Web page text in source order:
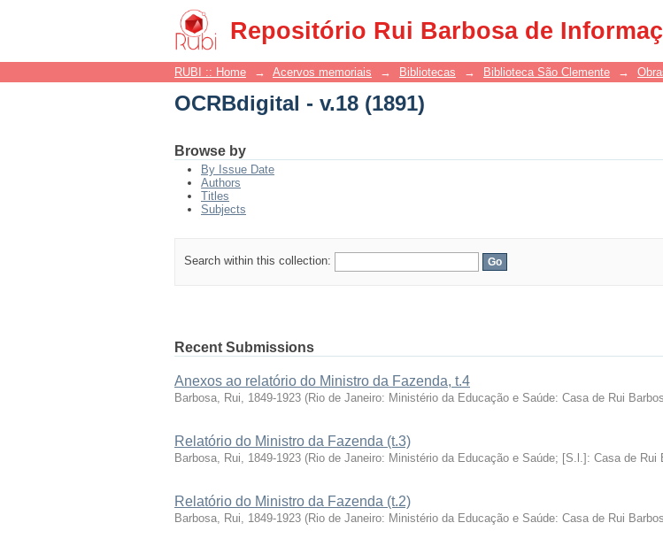
Repositório Rui Barbosa de
OCRBdigital - v.18 (1891)
RUBI :: Home → Acervos memoriais → Bibliotecas → Biblioteca São Clemente →
OCRBdigital - v.18 (1891)
Browse by
By Issue Date
Authors
Titles
Subjects
Search within this collection:
Recent Submissions
Anexos ao relatório do Ministro da Fazenda, t.4
Barbosa, Rui, 1849-1923 (Rio de Janeiro: Ministério da Educação e Saúde: Casa de Rui
Relatório do Ministro da Fazenda (t.3)
Barbosa, Rui, 1849-1923 (Rio de Janeiro: Ministério da Educação e Saúde; [S.l.]: Casa de Rui
Relatório do Ministro da Fazenda (t.2)
Barbosa, Rui, 1849-1923 (Rio de Janeiro: Ministério da Educação e Saúde: Casa de Rui